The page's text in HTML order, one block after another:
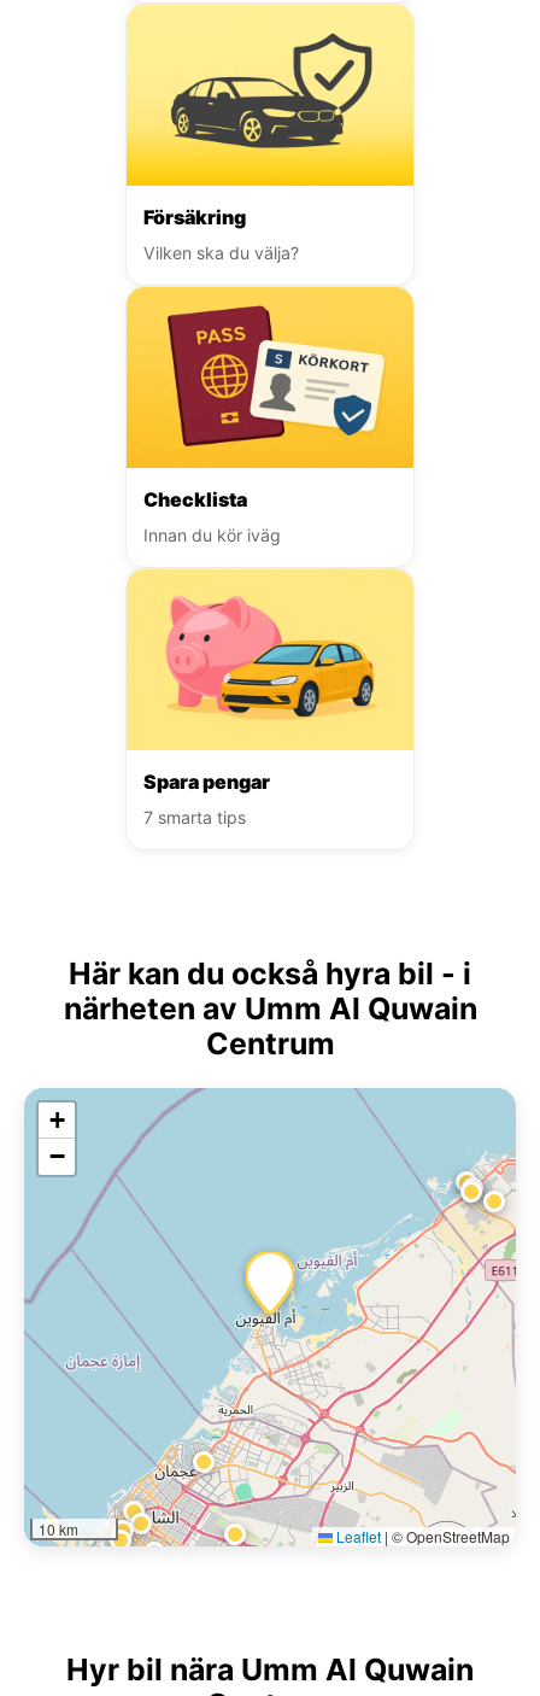
Försäkring
Vilken ska du välja?
Checklista
Innan du kör iväg
Spara pengar
7 smarta tips
Här kan du också hyra bil - i
närheten av Umm Al Quwain
Centrum
+
−
10 km Leaflet | © OpenStreetMap
Hyr bil nära Umm Al Quwain